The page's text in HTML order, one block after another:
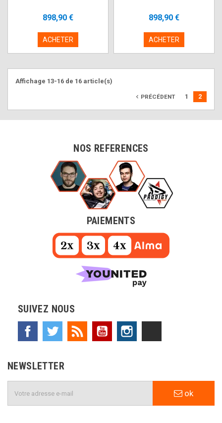
898,90 €
ACHETER
898,90 €
ACHETER
Affichage 13-16 de 16 article(s)
navigate_before PRÉCÉDENT 1 2
NOS REFERENCES
PAIEMENTS
SUIVEZ NOUS
Facebook Twitter Rss YouTube
NEWSLETTER
ok